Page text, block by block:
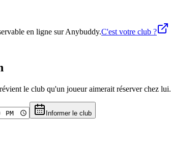
en ligne sur Anybuddy.C'est votre club ?
le club qu'un joueur aimerait réserver chez lui.
Informer le club